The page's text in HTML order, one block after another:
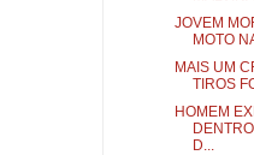
JOVEM
MOTO
MAIS UM
TIROS
HOMEM
D...